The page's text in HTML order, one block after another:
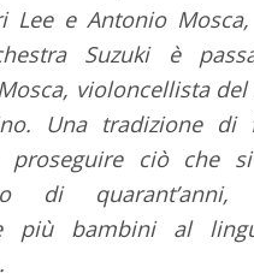
Lee e Antonio
Suzuki è
violoncellista del
Una tradizione di
proseguire ciò che
di quarant’anni,
più bambini al